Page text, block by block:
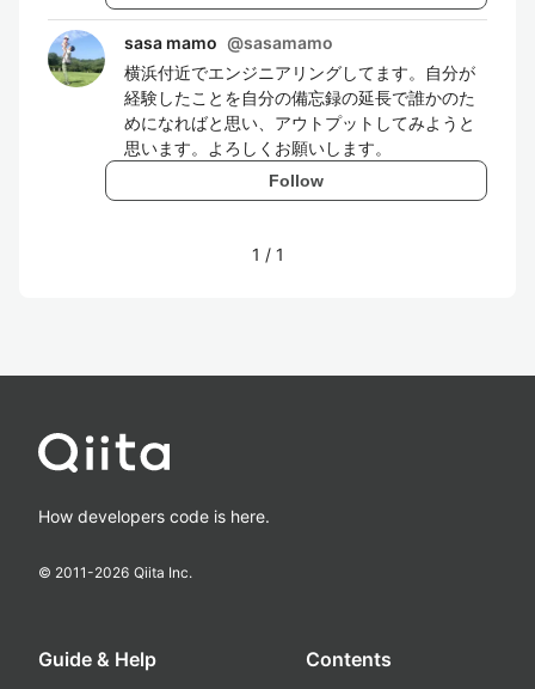
sasa mamo @sasamamo
横浜付近でエンジニアリングしてます。自分が
経験したことを自分の備忘録の延長で誰かのた
めになればと思い、アウトプットしてみようと
思います。よろしくお願いします。
Follow
1 / 1
How developers code is here.
© 2011-2026 Qiita Inc.
Guide & Help Contents